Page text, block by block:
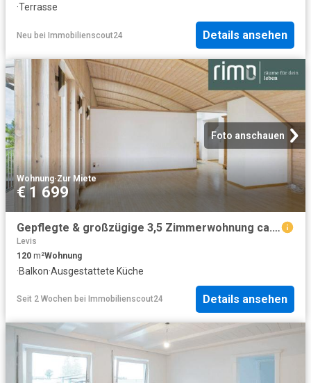
·Terrasse
Neu bei Immobilienscout24 Details ansehen
Foto anschauen
Wohnung·Zur Miete
€ 1 699
Gepflegte & großzügige 3,5 Zimmerwohnung ca. 120m² in Feldkirch Gisingen
Levis
120 m²Wohnung
·Balkon·Ausgestattete Küche
Seit 2 Wochen bei Immobilienscout24 Details ansehen